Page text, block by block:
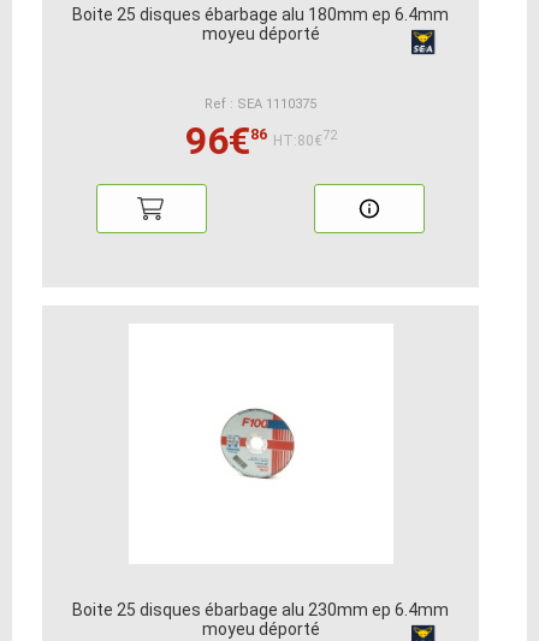
Boite 25 disques ébarbage alu 180mm ep 6.4mm
moyeu déporté
Ref : SEA 1110375
96€86 HT:80€72
Boite 25 disques ébarbage alu 230mm ep 6.4mm
moyeu déporté